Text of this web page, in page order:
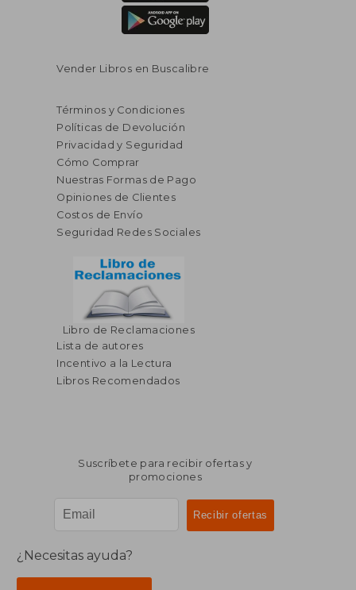
45% $ 47.61
$ 26.18
Vender Libros en Buscalibre
Términos y Condiciones
Políticas de Devolución
Privacidad y Seguridad
Cómo Comprar
Nuestras Formas de Pago
Opiniones de Clientes
Costos de Envío
Seguridad Redes Sociales
Libro de Reclamaciones
Lista de autores
Incentivo a la Lectura
Libros Recomendados
Suscríbete para recibir ofertas y
promociones
¿Necesitas ayuda?